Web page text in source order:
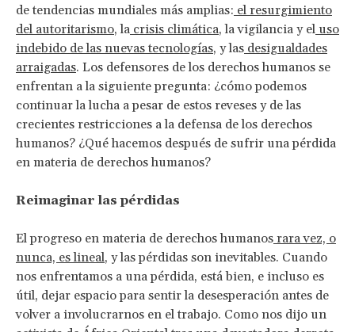
de tendencias mundiales más amplias: el resurgimiento
del autoritarismo, la crisis climática, la vigilancia y el uso
indebido de las nuevas tecnologías, y las desigualdades
arraigadas. Los defensores de los derechos humanos se
enfrentan a la siguiente pregunta: ¿cómo podemos
continuar la lucha a pesar de estos reveses y de las
crecientes restricciones a la defensa de los derechos
humanos? ¿Qué hacemos después de sufrir una pérdida
en materia de derechos humanos?
Reimaginar las pérdidas
El progreso en materia de derechos humanos rara vez, o
nunca, es lineal, y las pérdidas son inevitables. Cuando
nos enfrentamos a una pérdida, está bien, e incluso es
útil, dejar espacio para sentir la desesperación antes de
volver a involucrarnos en el trabajo. Como nos dijo un